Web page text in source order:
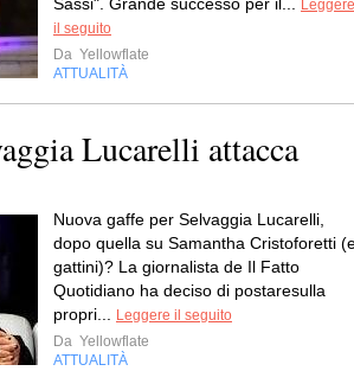
Sassi". Grande successo per il... Leggere
il seguito
Da Yellowflate
ATTUALITÀ
Lucarelli attacca
Nuova gaffe per Selvaggia Lucarelli,
dopo quella su Samantha Cristoforetti
gattini)? La giornalista de Il Fatto
Quotidiano ha deciso di postaresulla
propri... Leggere il seguito
Da Yellowflate
ATTUALITÀ